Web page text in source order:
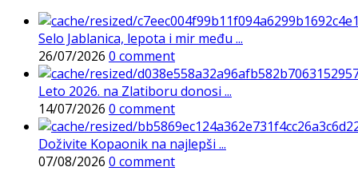
Selo Jablanica, lepota i mir među ...
26/07/2026 0 comment
Leto 2026. na Zlatiboru donosi ...
14/07/2026 0 comment
Doživite Kopaonik na najlepši ...
07/08/2026 0 comment